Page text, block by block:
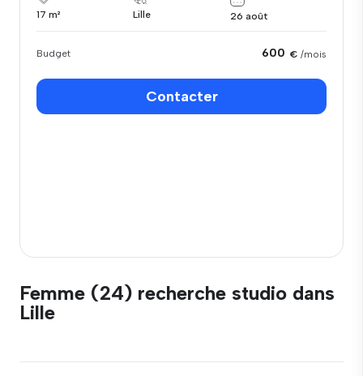
17 m² Lille 26 août
Budget 600 € /mois
Contacter
Femme (24) recherche studio dans
Lille